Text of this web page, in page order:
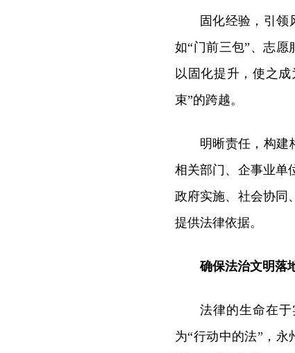
固化经验，引领
如“门前三包”、志
以固化提升，使之
束”的跨越。
明晰责任，构建
相关部门、企事业单
政府实施、社会协同
提供法律依据。
确保法治文明落
法律的生命在
为“行动中的法”，